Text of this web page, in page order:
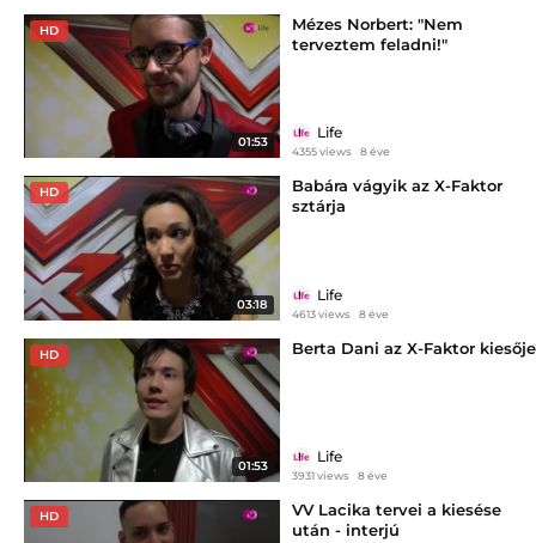
HD
01:53
Mézes Norbert: "Nem
terveztem feladni!"
Life
4355 views 8 éve
HD
03:18
Babára vágyik az X-Faktor
sztárja
Life
4613 views 8 éve
HD
01:53
Berta Dani az X-Faktor kiesője
Life
3931 views 8 éve
HD
VV Lacika tervei a kiesése
után - interjú